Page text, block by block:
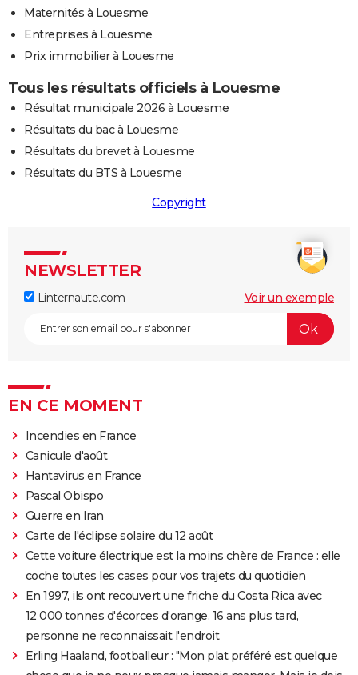
Maternités à Louesme
Entreprises à Louesme
Prix immobilier à Louesme
Tous les résultats officiels à Louesme
Résultat municipale 2026 à Louesme
Résultats du bac à Louesme
Résultats du brevet à Louesme
Résultats du BTS à Louesme
Copyright
NEWSLETTER
Linternaute.com Voir un exemple
EN CE MOMENT
Incendies en France
Canicule d'août
Hantavirus en France
Pascal Obispo
Guerre en Iran
Carte de l'éclipse solaire du 12 août
Cette voiture électrique est la moins chère de France : elle
coche toutes les cases pour vos trajets du quotidien
En 1997, ils ont recouvert une friche du Costa Rica avec
12 000 tonnes d'écorces d'orange. 16 ans plus tard,
personne ne reconnaissait l'endroit
Erling Haaland, footballeur : "Mon plat préféré est quelque